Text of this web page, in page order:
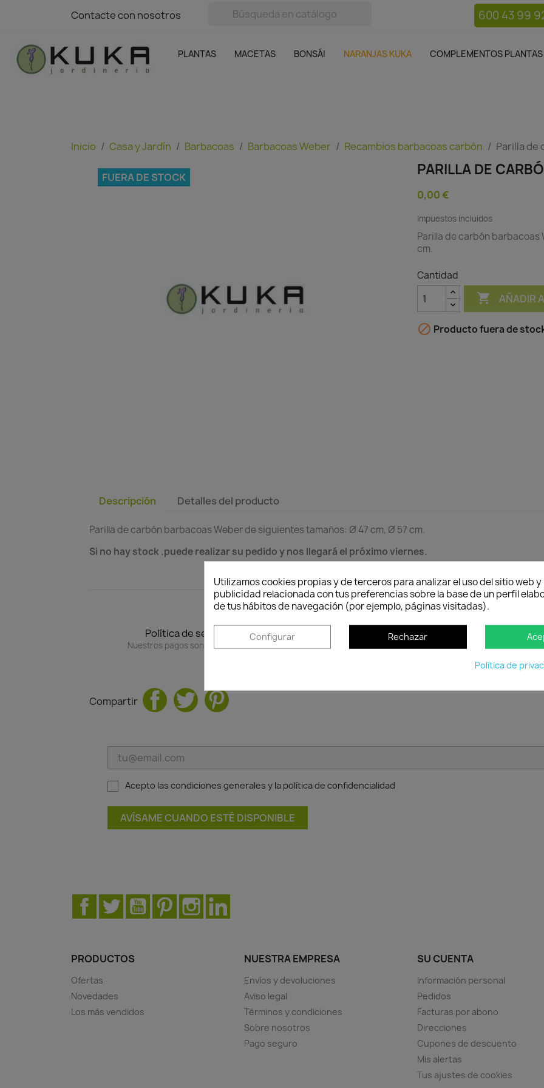
Contacte con nosotros
Contacte con nosotros 600 43 99
PLANTAS MACETAS BONSÁI NARANJAS KUKA COMPLEMENTOS PLANTAS
Complementos plantas
SIN GASTOS DE ENVÍO
Inicio Casa y Jardín Barbacoas Barbacoas Weber Recambios barbacoas carbón Parilla de
FUERA DE STOCK PARILLA DE
0,00 €
Impuestos incluidos
Parilla de carbón barbacoas
cm.
Cantidad
 AÑADIR
 Producto fuera de
Descripción Detalles del producto
Parilla de carbón barbacoas Weber de siguientes tamaños: Ø 47 cm, Ø 57 cm.
Si no hay stock .puede realizar su pedido y nos llegará el próximo viernes.
Política de seguridad
Nuestros pagos son 100% seguros.
Política de entrega
Envío peninsular, Islas Baleares y Portugal.
Compartir
Acepto las condiciones generales y la política de confidencialidad
AVÍSAME CUANDO ESTÉ DISPONIBLE
Facebook
Twitter YouTubePinterestInstagram
PRODUCTOS
Ofertas
Novedades
Los más vendidos
NUESTRA EMPRESA
Envíos y devoluciones
Aviso legal
Términos y condiciones
Sobre nosotros
Pago seguro
SU CUENTA
Información personal
Pedidos
Facturas por abono
Direcciones
Cupones de descuento
Mis alertas
Tus ajustes de cookies
Utilizamos cookies propias y de terceros para analizar el uso del sitio web
publicidad relacionada con tus preferencias sobre la base de un perfil
de tus hábitos de navegación (por ejemplo, páginas visitadas).
Configurar Rechazar
Política de